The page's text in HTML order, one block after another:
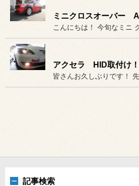
アクセラ HID取付け！
記事検索